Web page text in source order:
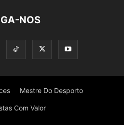
NOS
Mestre Do Desporto
Com Valor